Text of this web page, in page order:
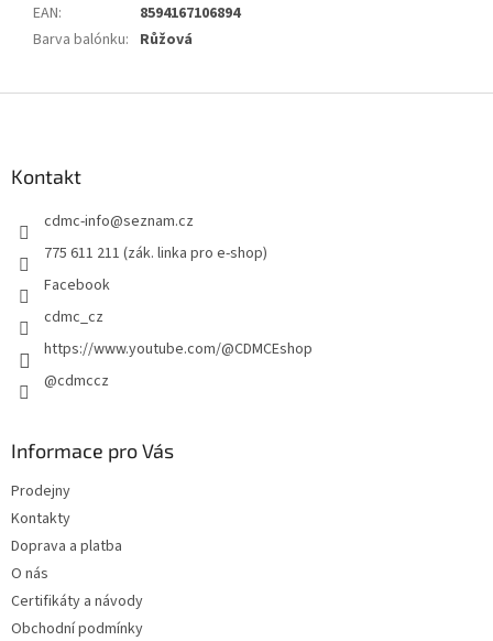
EAN:
8594167106894
Barva balónku: Růžová
Kontakt
cdmc-info@seznam.cz
775 611 211 (zák. linka pro e-shop)
Facebook
cdmc_cz
https://www.youtube.com/@CDMCEshop
@cdmccz
Informace pro Vás
Prodejny
Kontakty
Doprava a platba
O nás
Certifikáty a návody
Obchodní podmínky